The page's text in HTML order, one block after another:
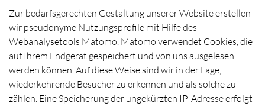
Zur bedarfsgerechten Gestaltung unserer Website erstellen
wir pseudonyme Nutzungsprofile mit Hilfe des
Webanalysetools Matomo. Matomo verwendet Cookies, die
auf Ihrem Endgerät gespeichert und von uns ausgelesen
werden können. Auf diese Weise sind wir in der Lage,
wiederkehrende Besucher zu erkennen und als solche zu
zählen. Eine Speicherung der ungekürzten IP-Adresse erfolgt